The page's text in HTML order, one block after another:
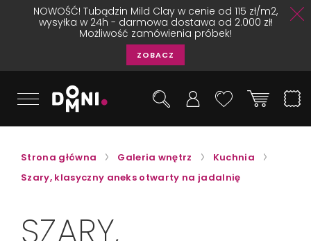
NOWOŚĆ! Tubądzin Mild Clay w cenie od 115 zł/m2,
wysyłka w 24h - darmowa dostawa od 2.000 zł!
Możliwość zamówienia próbek!
ZOBACZ
Strona główna Galeria wnętrz
Kuchnia
Szary, klasyczny aneks otwarty na jadalnię
SZARY,